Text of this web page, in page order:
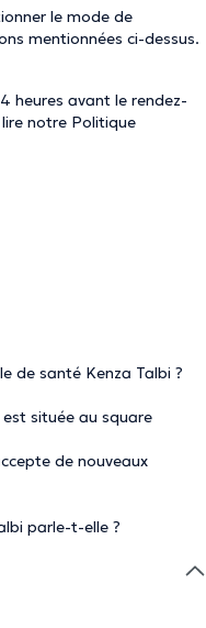
le mode de
mentionnées ci-dessus.
heures avant le rendez-
notre Politique
de santé Kenza Talbi ?
située au square
de nouveaux
parle-t-elle ?